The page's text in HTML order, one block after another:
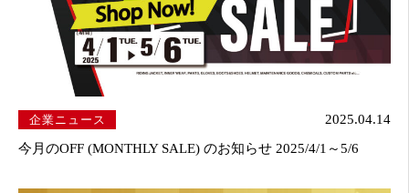
企業ニュース
2025.04.14
今月のOFF (MONTHLY SALE) のお知らせ 2025/4/1～5/6